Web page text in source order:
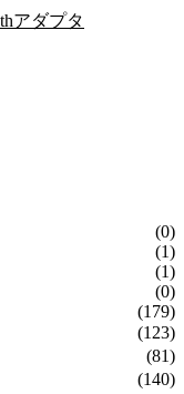
アダプタ
(0)
(1)
(1)
(0)
(179)
(123)
(81)
(140)